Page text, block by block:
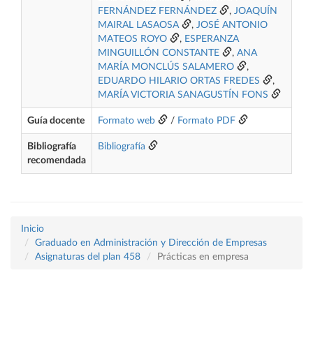
FERNÁNDEZ FERNÁNDEZ
, JOAQUÍN
MAIRAL LASAOSA
, JOSÉ ANTONIO
MATEOS ROYO
, ESPERANZA
MINGUILLÓN CONSTANTE
, ANA
MARÍA MONCLÚS SALAMERO
,
EDUARDO HILARIO ORTAS FREDES
,
MARÍA VICTORIA SANAGUSTÍN FONS
Guía docente Formato web / Formato PDF
Bibliografía
recomendada
Bibliografía
Inicio
Graduado en Administración y Dirección de Empresas
Asignaturas del plan 458
Prácticas en empresa